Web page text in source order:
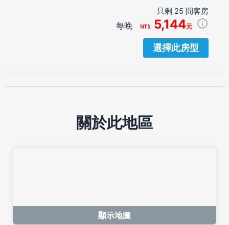
只剩 25 間客房
每晚 5,144元
選擇此房型
關於此地區
顯示地圖